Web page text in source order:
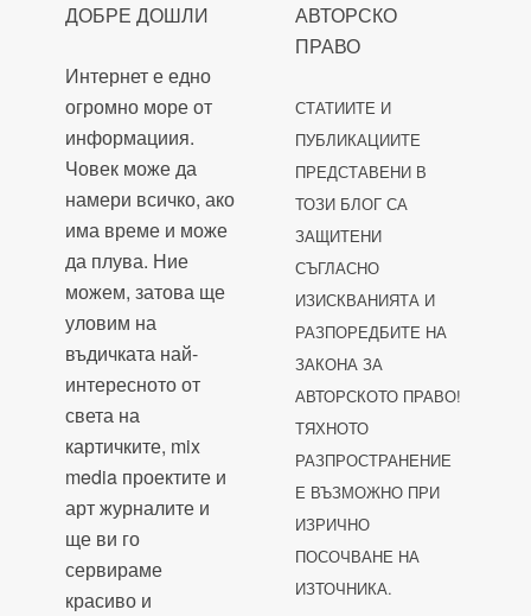
ДОБРЕ ДОШЛИ
Интернет е едно
огромно море от
информациия.
Човек може да
намери всичко, ако
има време и може
да плува. Ние
можем, затова ще
уловим на
въдичката най-
интересното от
света на
картичките, mix
media проектите и
арт журналите и
ще ви го
сервираме
красиво и
АВТОРСКО
ПРАВО
СТАТИИТЕ И
ПУБЛИКАЦИИТЕ
ПРЕДСТАВЕНИ В
ТОЗИ БЛОГ СА
ЗАЩИТЕНИ
СЪГЛАСНО
ИЗИСКВАНИЯТА И
РАЗПОРЕДБИТЕ НА
ЗАКОНА ЗА
АВТОРСКОТО ПРАВО!
ТЯХНОТО
РАЗПРОСТРАНЕНИЕ
Е ВЪЗМОЖНО ПРИ
ИЗРИЧНО
ПОСОЧВАНЕ НА
ИЗТОЧНИКА.